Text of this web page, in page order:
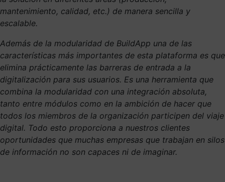
mantenimiento, calidad, etc.) de manera sencilla y
escalable.
Además de la modularidad de BuildApp una de las
características más importantes de esta plataforma es que
elimina prácticamente las barreras de entrada a la
digitalización para sus usuarios. Es una herramienta que
combina la modularidad con una integración absoluta,
tanto entre módulos como en la ambición de hacer que
todos los miembros de la organización participen del viaje
digital. Todo esto proporciona a nuestros clientes
oportunidades que muchas empresas que trabajan en silos
de información no son capaces ni de imaginar.